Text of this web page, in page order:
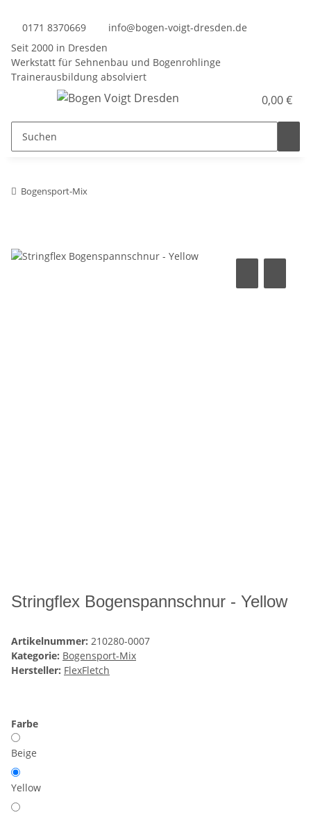
0171 8370669
info@bogen-voigt-dresden.de
Seit 2000 in Dresden
Werkstatt für Sehnenbau und Bogenrohlinge
Trainerausbildung absolviert
0,00 €
Bogensport-Mix
Stringflex Bogenspannschnur - Yellow
Artikelnummer: 210280-0007
Kategorie: Bogensport-Mix
Hersteller: FlexFletch
Farbe
Beige
Yellow